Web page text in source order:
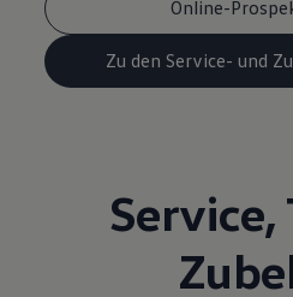
Online-
Zu den Service- und
Service,